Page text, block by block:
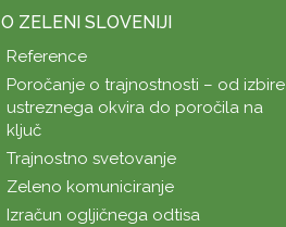
O ZELENI SLOVENIJI
Reference
Poročanje o trajnostnosti – od izbire
ustreznega okvira do poročila na
ključ
Trajnostno svetovanje
Zeleno komuniciranje
Izračun ogljičnega odtisa